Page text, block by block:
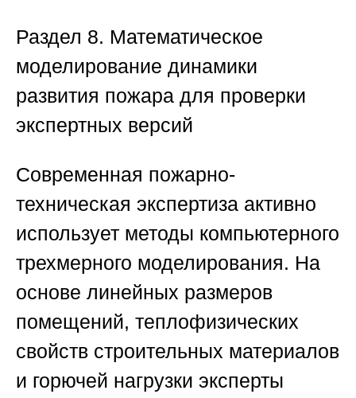
Раздел 8. Математическое
моделирование динамики
развития пожара для проверки
экспертных версий
Современная пожарно-
техническая экспертиза активно
использует методы компьютерного
трехмерного моделирования. На
основе линейных размеров
помещений, теплофизических
свойств строительных материалов
и горючей нагрузки эксперты